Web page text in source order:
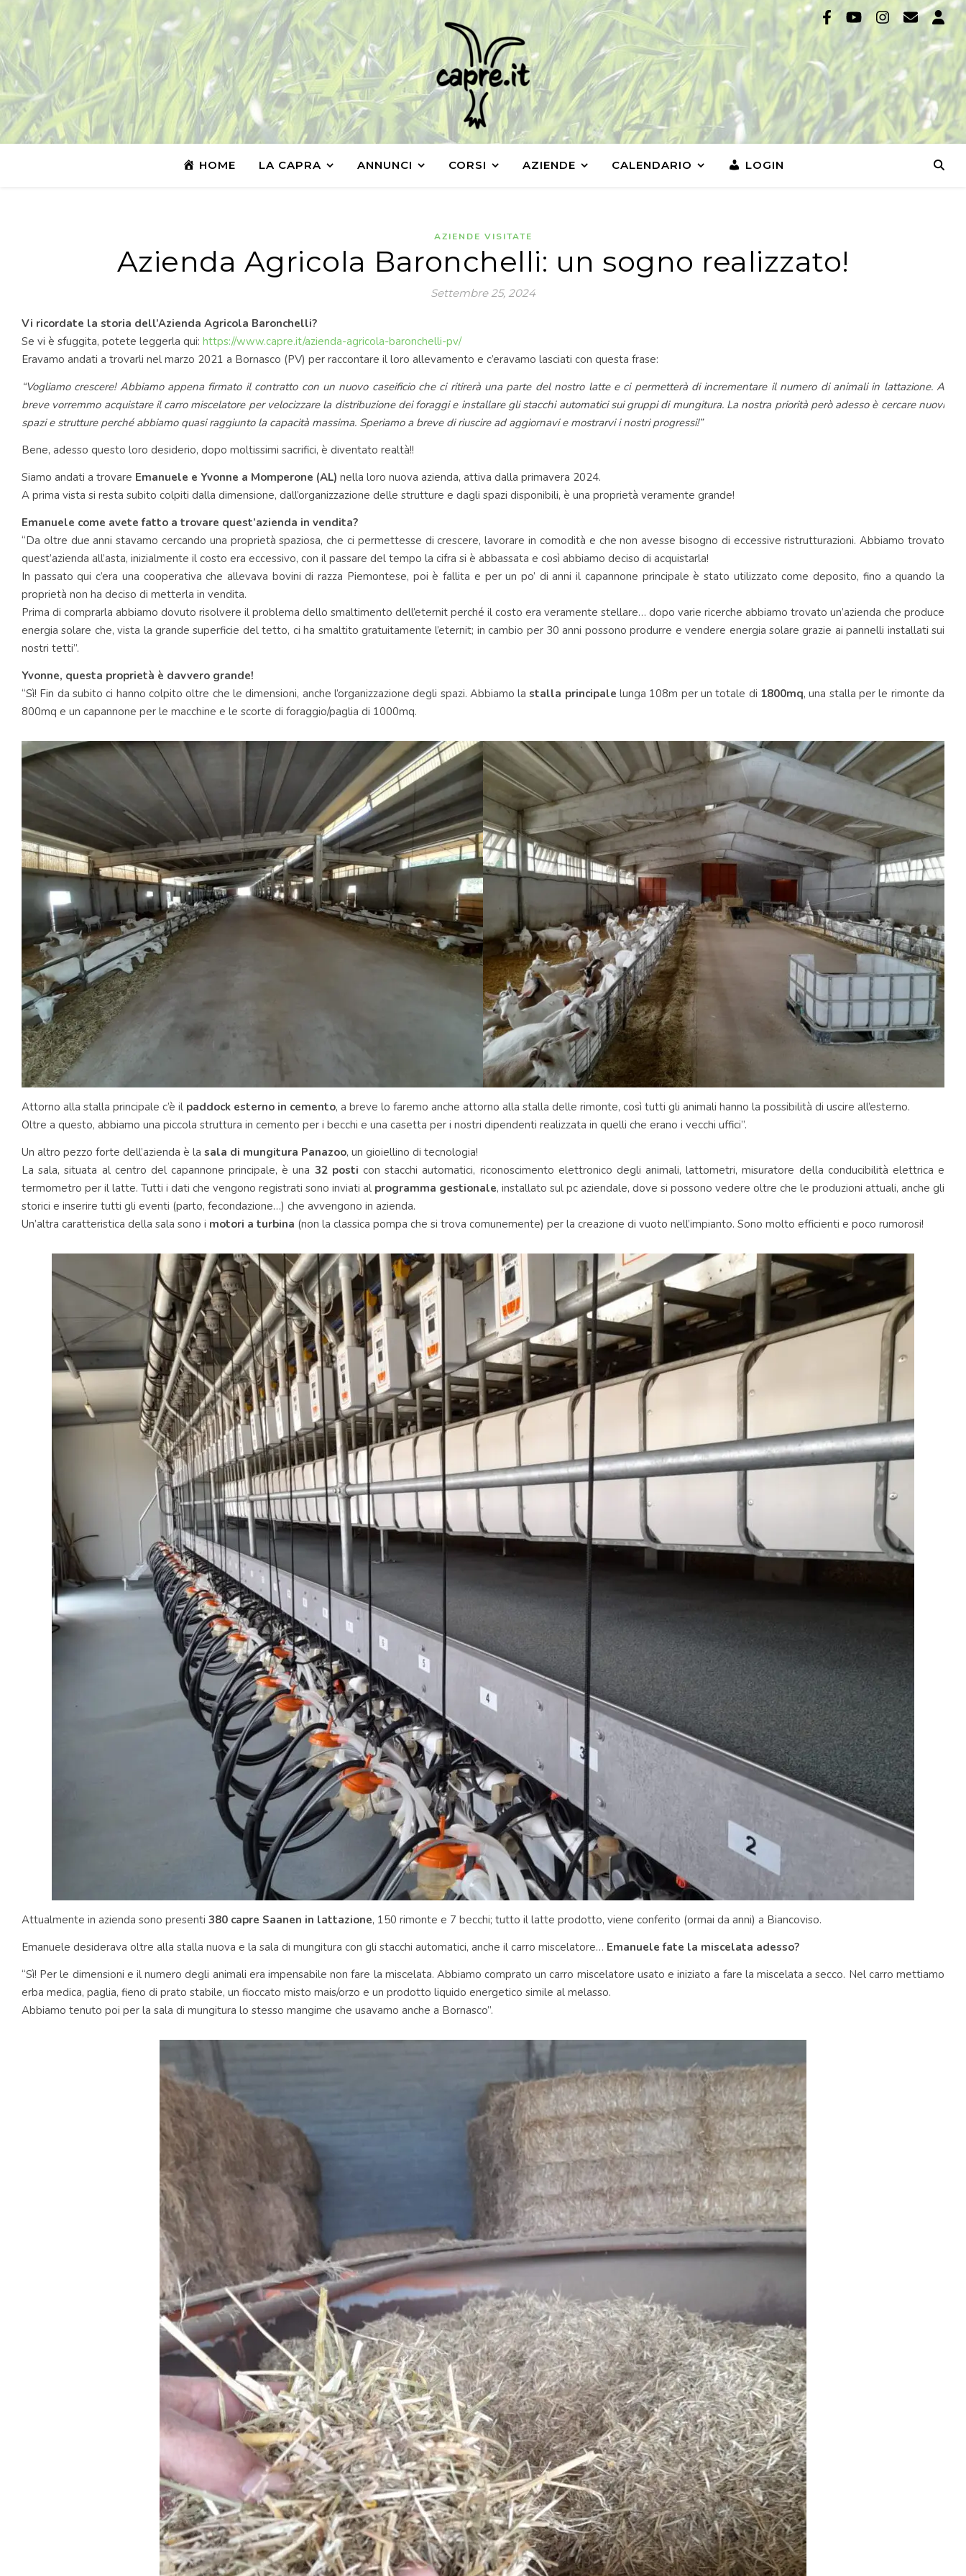
HOME LA CAPRA ANNUNCI CORSI AZIENDE CALENDARIO LOGIN
AZIENDE VISITATE
Azienda Agricola Baronchelli: un sogno realizzato!
Settembre 25, 2024
Vi ricordate la storia dell’Azienda Agricola Baronchelli?
Se vi è sfuggita, potete leggerla qui: https://www.capre.it/azienda-agricola-baronchelli-pv/
Eravamo andati a trovarli nel marzo 2021 a Bornasco (PV) per raccontare il loro allevamento e c’eravamo lasciati con questa frase:
“Vogliamo crescere! Abbiamo appena firmato il contratto con un nuovo caseificio che ci ritirerà una parte del nostro latte e ci permetterà di incrementare il numero di animali in lattazione. A
breve vorremmo acquistare il carro miscelatore per velocizzare la distribuzione dei foraggi e installare gli stacchi automatici sui gruppi di mungitura. La nostra priorità però adesso è cercare nuovi
spazi e strutture perché abbiamo quasi raggiunto la capacità massima. Speriamo a breve di riuscire ad aggiornavi e mostrarvi i nostri progressi!”
Bene, adesso questo loro desiderio, dopo moltissimi sacrifici, è diventato realtà!!
Siamo andati a trovare Emanuele e Yvonne a Momperone (AL) nella loro nuova azienda, attiva dalla primavera 2024.
A prima vista si resta subito colpiti dalla dimensione, dall’organizzazione delle strutture e dagli spazi disponibili, è una proprietà veramente grande!
Emanuele come avete fatto a trovare quest’azienda in vendita?
“Da oltre due anni stavamo cercando una proprietà spaziosa, che ci permettesse di crescere, lavorare in comodità e che non avesse bisogno di eccessive ristrutturazioni. Abbiamo trovato
quest’azienda all’asta, inizialmente il costo era eccessivo, con il passare del tempo la cifra si è abbassata e così abbiamo deciso di acquistarla!
In passato qui c’era una cooperativa che allevava bovini di razza Piemontese, poi è fallita e per un po’ di anni il capannone principale è stato utilizzato come deposito, fino a quando la
proprietà non ha deciso di metterla in vendita.
Prima di comprarla abbiamo dovuto risolvere il problema dello smaltimento dell’eternit perché il costo era veramente stellare… dopo varie ricerche abbiamo trovato un’azienda che produce
energia solare che, vista la grande superficie del tetto, ci ha smaltito gratuitamente l’eternit; in cambio per 30 anni possono produrre e vendere energia solare grazie ai pannelli installati sui
nostri tetti”.
Yvonne, questa proprietà è davvero grande!
“Sì! Fin da subito ci hanno colpito oltre che le dimensioni, anche l’organizzazione degli spazi. Abbiamo lastalla principale lunga 108m per un totale di 1800mq, una stalla per le rimonte da
800mq e un capannone per le macchine e le scorte di foraggio/paglia di 1000mq.
Attorno alla stalla principale c’è il paddock esterno in cemento, a breve lo faremo anche attorno alla stalla delle rimonte, così tutti gli animali hanno la possibilità di uscire all’esterno.
Oltre a questo, abbiamo una piccola struttura in cemento per i becchi e una casetta per i nostri dipendenti realizzata in quelli che erano i vecchi uffici”.
Un altro pezzo forte dell’azienda è la sala di mungitura Panazoo, un gioiellino di tecnologia!
La sala, situata al centro del capannone principale, è una 32 posti con stacchi automatici, riconoscimento elettronico degli animali, lattometri, misuratore della conducibilità elettrica e
termometro per il latte. Tutti i dati che vengono registrati sono inviati al programma gestionale, installato sul pc aziendale, dove si possono vedere oltre che le produzioni attuali, anche gli
storici e inserire tutti gli eventi (parto, fecondazione…) che avvengono in azienda.
Un’altra caratteristica della sala sono i motori a turbina (non la classica pompa che si trova comunemente) per la creazione di vuoto nell’impianto. Sono molto efficienti e poco rumorosi!
Attualmente in azienda sono presenti 380 capre Saanen in lattazione, 150 rimonte e 7 becchi; tutto il latte prodotto, viene conferito (ormai da anni) a Biancoviso.
Emanuele desiderava oltre alla stalla nuova e la sala di mungitura con gli stacchi automatici, anche il carro miscelatore… Emanuele fate la miscelata adesso?
“Sì! Per le dimensioni e il numero degli animali era impensabile non fare la miscelata. Abbiamo comprato un carro miscelatore usato e iniziato a fare la miscelata a secco. Nel carro mettiamo
erba medica, paglia, fieno di prato stabile, un fioccato misto mais/orzo e un prodotto liquido energetico simile al melasso.
Abbiamo tenuto poi per la sala di mungitura lo stesso mangime che usavamo anche a Bornasco”.